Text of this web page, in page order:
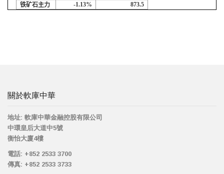
铁矿石主力
-1.13% 873.5
關於軟庫中華
地址: 軟庫中華金融控股有限公司
中環皇后大道中5號
衡怡大廈4樓
電話: +852 2533 3700
傳真: +852 2533 3733